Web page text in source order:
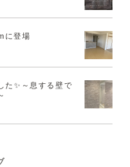
に登場
た✨～息する壁で